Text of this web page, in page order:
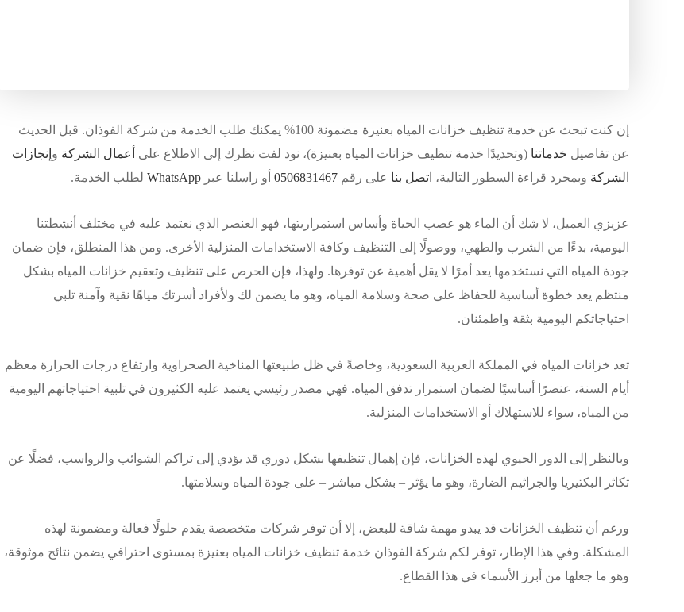
إن كنت تبحث عن خدمة تنظيف خزانات المياه بعنيزة مضمونة 100% يمكنك طلب الخدمة من شركة الفوذان.
قبل الحديث
عن تفاصيل خدماتنا (وتحديدًا خدمة تنظيف خزانات المياه بعنيزة)، نود لفت نظرك إلى الاطلاع على أعمال الشركة و إنجازات
الشركة وبمجرد قراءة السطور التالية، اتصل بنا على رقم 0506831467 أو راسلنا عبر WhatsApp لطلب الخدمة.
عزيزي العميل، لا شك أن الماء هو عصب الحياة وأساس استمراريتها، فهو العنصر الذي نعتمد عليه في مختلف أنشطتنا
اليومية، بدءًا من الشرب والطهي، ووصولًا إلى التنظيف وكافة الاستخدامات المنزلية الأخرى. ومن هذا المنطلق، فإن ضمان
جودة المياه التي نستخدمها يعد أمرًا لا يقل أهمية عن توفرها. ولهذا، فإن الحرص على تنظيف وتعقيم خزانات المياه بشكل
منتظم يعد خطوة أساسية للحفاظ على صحة وسلامة المياه، وهو ما يضمن لك ولأفراد أسرتك مياهًا نقية وآمنة تلبي
احتياجاتكم اليومية بثقة واطمئنان.
تعد خزانات المياه في المملكة العربية السعودية، وخاصةً في ظل طبيعتها المناخية الصحراوية وارتفاع درجات الحرارة معظم
أيام السنة، عنصرًا أساسيًا لضمان استمرار تدفق المياه. فهي مصدر رئيسي يعتمد عليه الكثيرون في تلبية احتياجاتهم اليومية
من المياه، سواء للاستهلاك أو الاستخدامات المنزلية.
وبالنظر إلى الدور الحيوي لهذه الخزانات، فإن إهمال تنظيفها بشكل دوري قد يؤدي إلى تراكم الشوائب والرواسب، فضلًا عن
تكاثر البكتيريا والجراثيم الضارة، وهو ما يؤثر – بشكل مباشر – على جودة المياه وسلامتها.
ورغم أن تنظيف الخزانات قد يبدو مهمة شاقة للبعض، إلا أن توفر شركات متخصصة يقدم حلولًا فعالة ومضمونة لهذه
المشكلة. وفي هذا الإطار، توفر لكم شركة الفوذان خدمة تنظيف خزانات المياه بعنيزة بمستوى احترافي يضمن نتائج موثوقة،
وهو ما جعلها من أبرز الأسماء في هذا القطاع.